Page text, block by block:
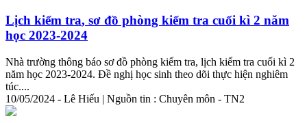
Lịch kiểm tra, sơ đồ phòng kiểm tra cuối kì 2 năm
học 2023-2024
Nhà trường thông báo sơ đồ phòng kiểm tra, lịch kiểm tra cuối kì 2
năm học 2023-2024. Đề nghị học sinh theo dõi thực hiện nghiêm
túc....
10/05/2024 - Lê Hiếu | Nguồn tin : Chuyên môn - TN2